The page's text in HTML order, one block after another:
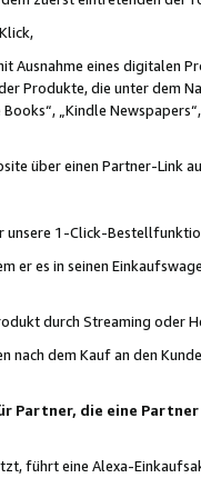
eines digitalen
Produkte, die unter dem
„Kindle
über einen Partner-Link
1-Click-
er es in seinen
durch Streaming oder
dem Kauf an den
Partner, die eine
führt eine Alexa-